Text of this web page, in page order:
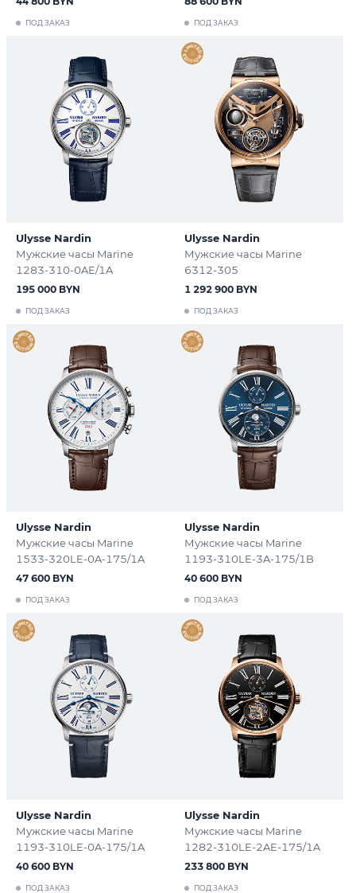
ПОД ЗАКАЗ ПОД ЗАКАЗ
Ulysse Nardin
Мужские часы Marine
1283-310-0AE/1A
ПОД ЗАКАЗ
195 000 BYN
Ulysse Nardin
Мужские часы Marine
6312-305
ПОД ЗАКАЗ
1 292 900 BYN
Ulysse Nardin
Мужские часы Marine
1533-320LE-0A-175/1A
ПОД ЗАКАЗ
47 600 BYN
Ulysse Nardin
Мужские часы Marine
1193-310LE-3A-175/1B
ПОД ЗАКАЗ
40 600 BYN
Ulysse Nardin
Мужские часы Marine
1193-310LE-0A-175/1A
ПОД ЗАКАЗ
40 600 BYN
Ulysse Nardin
Мужские часы Marine
1282-310LE-2AE-175/1A
ПОД ЗАКАЗ
233 800 BYN